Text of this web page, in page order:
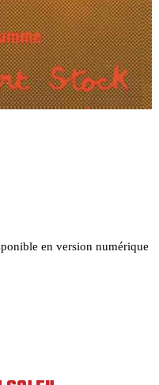
en version numérique